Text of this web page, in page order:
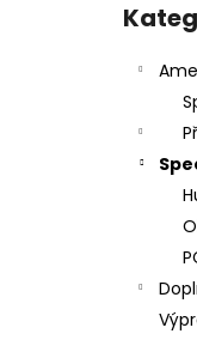
Přeskočit
kategorie